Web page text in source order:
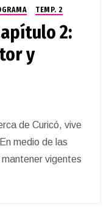
TEMP. 2
2:
y
de Curicó, vive
medio de las
vigentes